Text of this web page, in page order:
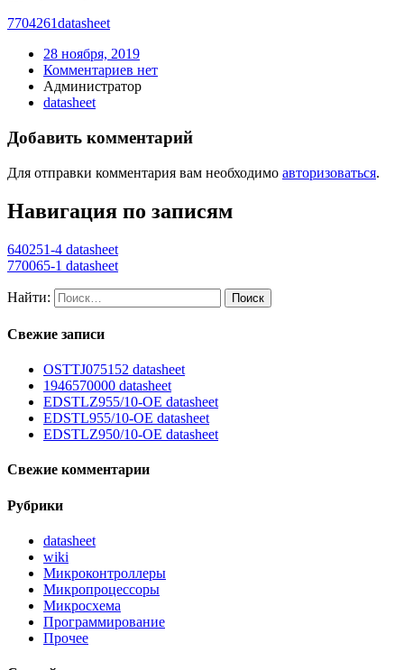
7704261datasheet
28 ноября, 2019
Комментариев нет
Администратор
datasheet
Добавить комментарий
Для отправки комментария вам необходимо авторизоваться.
Навигация по записям
640251-4 datasheet
770065-1 datasheet
Найти:
Свежие записи
OSTTJ075152 datasheet
1946570000 datasheet
EDSTLZ955/10-OE datasheet
EDSTL955/10-OE datasheet
EDSTLZ950/10-OE datasheet
Свежие комментарии
Рубрики
datasheet
wiki
Микроконтроллеры
Микропроцессоры
Микросхема
Программирование
Прочее